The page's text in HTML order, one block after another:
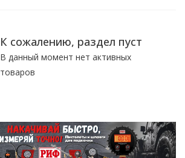
К сожалению, раздел пуст
В данный момент нет активных
товаров